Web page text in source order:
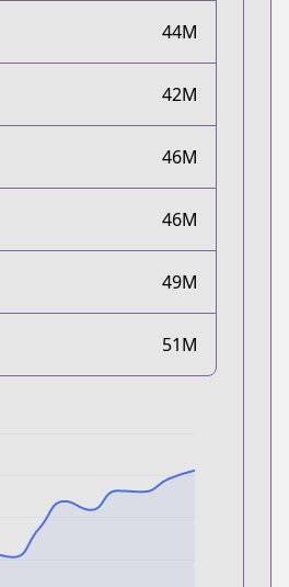
44M
42M
46M
46M
49M
51M